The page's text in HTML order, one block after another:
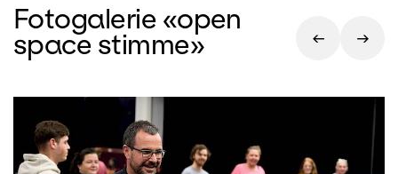
Fotogalerie «open
space stimme»